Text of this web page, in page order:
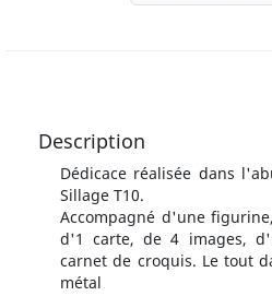
Description
Dédicace réalisée dans
Sillage T10.
Accompagné d'une
d'1 carte, de 4 images,
carnet de croquis. Le tout
métal